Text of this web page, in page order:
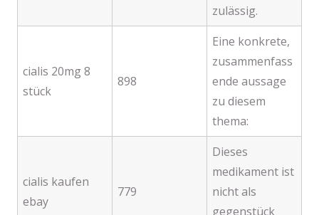
zulässig.
cialis 20mg 8
stück
898
Eine konkrete,
zusammenfass
ende aussage
zu diesem
thema:
cialis kaufen
ebay
779
Dieses
medikament ist
nicht als
gegenstück